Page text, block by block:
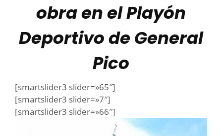
obra en el Playón
Deportivo de General
Pico
[smartslider3 slider=»65″]
[smartslider3 slider=»7″]
[smartslider3 slider=»66″]